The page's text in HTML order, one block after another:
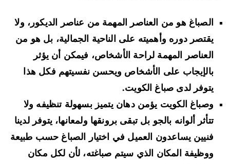
الصباغ هو من العناصر المهمة من عناصر الديكور، ولا
يقتصر دوره وأهميته على الناحية الجمالية، بل هو من
العناصر المهمة لراحة الأشخاص، فيمكن أن يؤثر
بالإيجاب على الأشخاص ويحسن نفسيتهم فكل هذا
يتوفر لدى صباغ الكويت.
وصباغ الكويت يؤمن دهان يتميز بسهولة تنظيفه ولا
تتأثر ألوانه بالجو بل تبقى برونقها ولمعانها، يتوفر لدينا
فنيين يساعدون العميل في اختيار الصباغ حسب طبيعة
ووظيفة المكان الذي سيتم صباغته، لأن لكل مكان